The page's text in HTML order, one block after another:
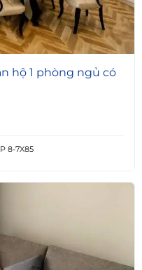
hộ 1 phòng ngủ có
8-7X85